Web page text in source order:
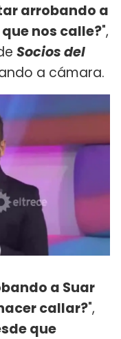
arrobando a
nos calle?",
Socios del
a cámara.
a Suar
callar?",
que